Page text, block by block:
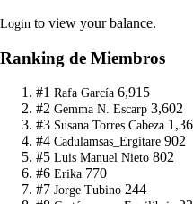
Login to view your balance.
Ranking de Miembros
#1 Rafa García 6,915
#2 Gemma N. Escarp 3,602
#3 Susana Torres Cabeza
#4 Cadulamsas_Ergitare 902
#5 Luis Manuel Nieto 802
#6 Erika 770
#7 Jorge Tubino 244